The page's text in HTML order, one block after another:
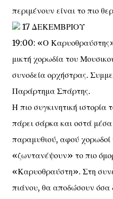
περιμένουν είναι το πιο
17 ΔΕΚΕΜΒΡΙΟΥ
19:00: «Ο
μικτή χορωδία του
συνοδεία ορχήστρας.
Παράρτημα Σπάρτης.
Η πιο συγκινητική
πάρει σάρκα και οστά
παραμυθιού, αφού
«ζωντανέψουν» το πιο
«Καρυοθραύστη». Στη
πιάνου, θα αποδώσουν όσα